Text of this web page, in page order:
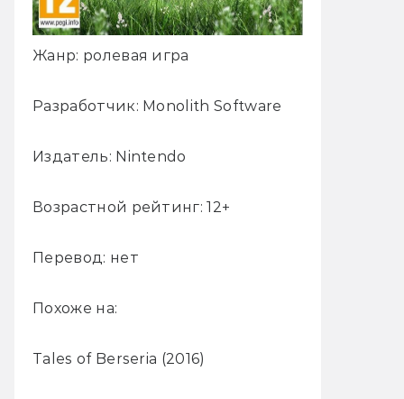
Жанр: ролевая игра
Разработчик: Monolith Software
Издатель: Nintendo
Возрастной рейтинг: 12+
Перевод: нет
Похоже на:
Tales of Berseria (2016)